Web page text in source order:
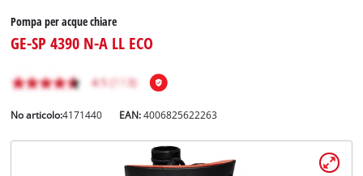
Pompa per acque chiare
GE-SP 4390 N-A LL ECO
No articolo:4171440 EAN:4006825622263